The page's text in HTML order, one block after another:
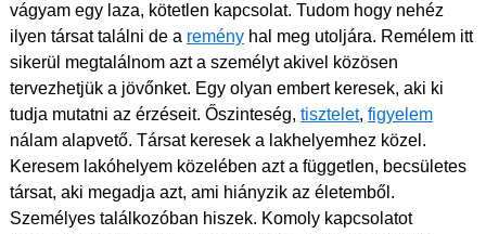
vágyam egy laza, kötetlen kapcsolat. Tudom hogy nehéz
ilyen társat találni de a remény hal meg utoljára. Remélem itt
sikerül megtalálnom azt a személyt akivel közösen
tervezhetjük a jövőnket. Egy olyan embert keresek, aki ki
tudja mutatni az érzéseit. Őszinteség, tisztelet, figyelem
nálam alapvető. Társat keresek a lakhelyemhez közel.
Keresem lakóhelyem közelében azt a független, becsületes
társat, aki megadja azt, ami hiányzik az életemből.
Személyes találkozóban hiszek. Komoly kapcsolatot